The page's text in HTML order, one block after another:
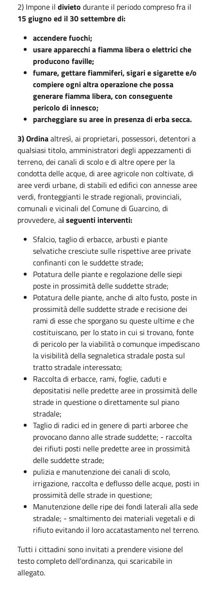
2) Impone il divieto durante il periodo compreso fra il
15 giugno ed il 30 settembre di:
accendere fuochi;
usare apparecchi a fiamma libera o elettrici che
producono faville;
fumare, gettare fiammiferi, sigari e sigarette e/o
compiere ogni altra operazione che possa
generare fiamma libera, con conseguente
pericolo di innesco;
parcheggiare su aree in presenza di erba secca.
3) Ordinaaltresì, ai proprietari, possessori, detentori a
qualsiasi titolo, amministratori degli appezzamenti di
terreno, dei canali di scolo e di altre opere per la
condotta delle acque, di aree agricole non coltivate, di
aree verdi urbane, di stabili ed edifici con annesse aree
verdi, fronteggianti le strade regionali, provinciali,
comunali e vicinali del Comune di Guarcino, di
provvedere, ai seguenti interventi:
Sfalcio, taglio di erbacce, arbusti e piante
selvatiche cresciute sulle rispettive aree private
confinanti con le suddette strade;
Potatura delle piante e regolazione delle siepi
poste in prossimità delle suddette strade;
Potatura delle piante, anche di alto fusto, poste in
prossimità delle suddette strade e recisione dei
rami di esse che sporgano su queste ultime e che
costituiscano, per lo stato in cui si trovano, fonte
di pericolo per la viabilità o comunque impediscano
la visibilità della segnaletica stradale posta sul
tratto stradale interessato;
Raccolta di erbacce, rami, foglie, caduti e
depositatisi nelle predette aree in prossimità delle
strade in questione o direttamente sul piano
stradale;
Taglio di radici ed in genere di parti arboree che
provocano danno alle strade suddette; - raccolta
dei rifiuti posti nelle predette aree in prossimità
delle suddette strade;
pulizia e manutenzione dei canali di scolo,
irrigazione, raccolta e deflusso delle acque, posti in
prossimità delle strade in questione;
Manutenzione delle ripe dei fondi laterali alla sede
stradale; - smaltimento dei materiali vegetali e di
rifiuto evitando il loro accatastamento nel terreno.
Tutti i cittadini sono invitati a prendere visione del
testo completo dell'ordinanza, qui scaricabile in
allegato.